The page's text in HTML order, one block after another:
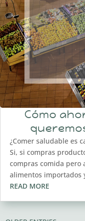
Cómo
¿Comer saludable es
Si, si compras
compras comida pero
alimentos importados
READ MORE